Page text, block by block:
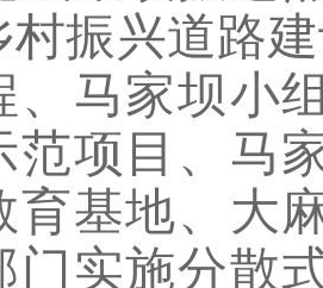
村振兴道路
、马家坝小
范项目、马
育基地、大
门实施分散